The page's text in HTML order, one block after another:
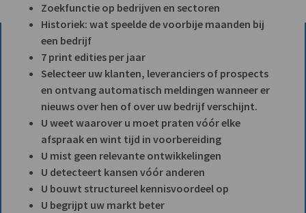
Zoekfunctie op bedrijven en sectoren
Historiek: wat speelde de voorbije maanden bij
een bedrijf
7 print edities per jaar
Selecteer uw klanten, leveranciers of prospects
en ontvang automatisch meldingen wanneer er
nieuws over hen of over uw bedrijf verschijnt.
U weet waarover u moet praten vóór elke
afspraak en wint tijd in voorbereiding
U mist geen relevante ontwikkelingen
U detecteert kansen vóór anderen
U bouwt structureel kennisvoordeel op
U begrijpt uw markt beter